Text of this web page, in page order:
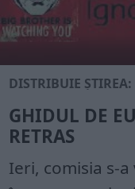
DISTRIBUIE ȘTIREA:
GHIDUL DE
RETRAS
Ieri, comisia s-